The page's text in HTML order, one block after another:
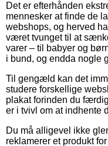
Det er efterhånden
mennesker at finde de
webshops, og herved
været tvunget til at
varer – til babyer og
i bund, og endda nogle
Til gengæld kan det
studere forskellige
plakat forinden du
er i tvivl om at indhente
Du må alligevel ikke
reklamerer et produkt